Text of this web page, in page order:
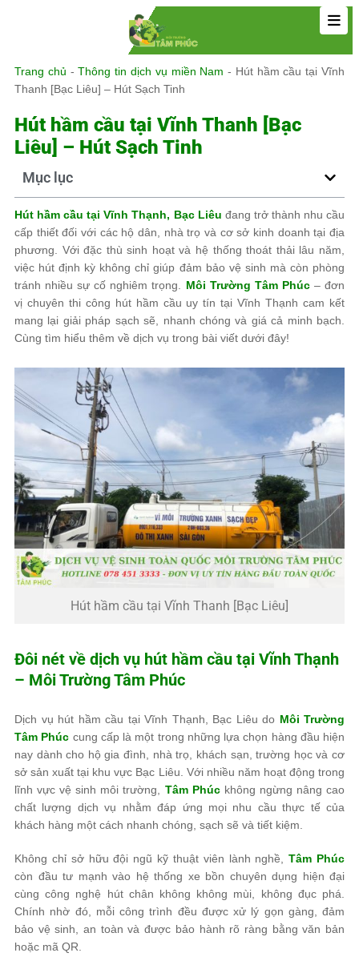
Trang chủ -Thông tin dịch vụ miền Nam - Hút hầm cầu tại Vĩnh
Thanh [Bạc Liêu] – Hút Sạch Tinh
Hút hầm cầu tại Vĩnh Thanh [Bạc
Liêu] – Hút Sạch Tinh
Mục lục
Hút hầm cầu tại Vĩnh Thạnh, Bạc Liêu đang trở thành nhu cầu
cấp thiết đối với các hộ dân, nhà trọ và cơ sở kinh doanh tại địa
phương. Với đặc thù sinh hoạt và hệ thống thoát thải lâu năm,
việc hút định kỳ không chỉ giúp đảm bảo vệ sinh mà còn phòng
tránh nhiều sự cố nghiêm trọng. Môi Trường Tâm Phúc– đơn
vị chuyên thi công hút hầm cầu uy tín tại Vĩnh Thạnh cam kết
mang lại giải pháp sạch sẽ, nhanh chóng và giá cả minh bạch.
Cùng tìm hiểu thêm về dịch vụ trong bài viết dưới đây!
Hút hầm cầu tại Vĩnh Thanh [Bạc Liêu]
Đôi nét về dịch vụ hút hầm cầu tại Vĩnh Thạnh
– Môi Trường Tâm Phúc
Dịch vụ hút hầm cầu tại Vĩnh Thạnh, Bạc Liêu do Môi Trường
Tâm Phúc cung cấp là một trong những lựa chọn hàng đầu hiện
nay dành cho hộ gia đình, nhà trọ, khách sạn, trường học và cơ
sở sản xuất tại khu vực Bạc Liêu. Với nhiều năm hoạt động trong
lĩnh vực vệ sinh môi trường, Tâm Phúckhông ngừng nâng cao
chất lượng dịch vụ nhằm đáp ứng mọi nhu cầu thực tế của
khách hàng một cách nhanh chóng, sạch sẽ và tiết kiệm.
Không chỉ sở hữu đội ngũ kỹ thuật viên lành nghề,Tâm Phúc
còn đầu tư mạnh vào hệ thống xe bồn chuyên dụng hiện đại
cùng công nghệ hút chân không không mùi, không đục phá.
Chính nhờ đó, mỗi công trình đều được xử lý gọn gàng, đảm
bảo vệ sinh, an toàn và được bảo hành rõ ràng bằng văn bản
hoặc mã QR.